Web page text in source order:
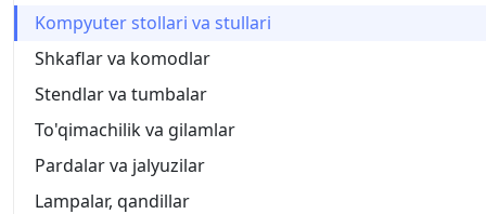
Kompyuter stollari va stullari
Shkaflar va komodlar
Stendlar va tumbalar
To'qimachilik va gilamlar
Pardalar va jalyuzilar
Lampalar, qandillar